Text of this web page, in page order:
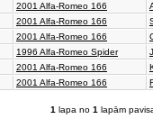
2001 Alfa-Romeo 166
2001 Alfa-Romeo 166
2001 Alfa-Romeo 166
1996 Alfa-Romeo Spider
2001 Alfa-Romeo 166
2001 Alfa-Romeo 166
1 lapa no 1 lapām